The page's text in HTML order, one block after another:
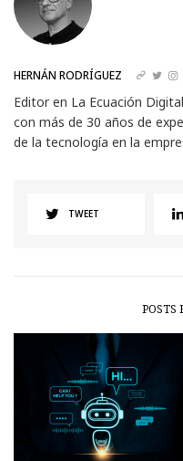
HERNÁN RODRÍGUEZ
Editor en La Ecuación
con más de 30 años de
de la tecnología en la
TWEET
POSTS